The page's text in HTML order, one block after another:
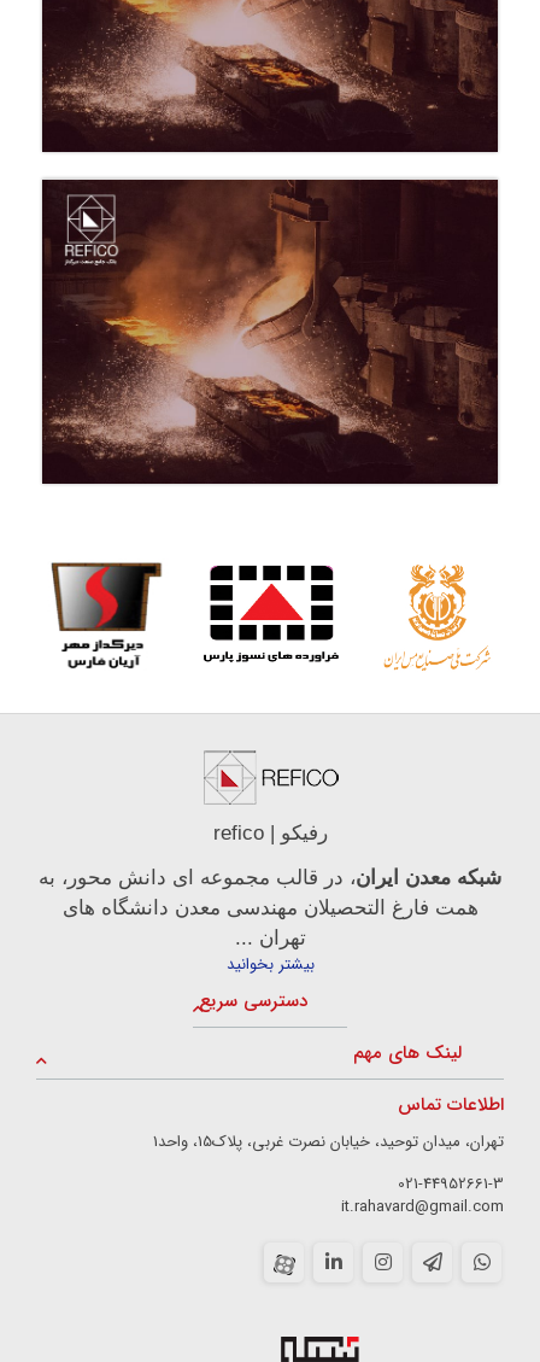
رفیکو | refico
شبکه معدن ایران، در قالب مجموعه ای دانش محور، به
همت فارغ­ التحصیلان مهندسی معدن دانشگاه ­های
تهران ...
بیشتر بخوانید
دسترسی سریع
لینک های مهم
اطلاعات تماس
تهران، میدان توحید، خیابان نصرت غربی، پلاک15، واحد1
021-44952661-3
it.rahavard@gmail.com